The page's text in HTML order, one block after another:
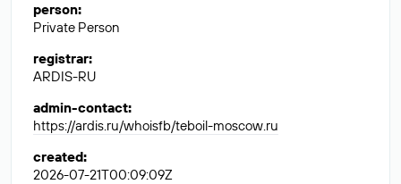
person:
Private Person
registrar:
ARDIS-RU
admin-contact:
https://ardis.ru/whoisfb/teboil-moscow.ru
created:
2026-07-21T00:09:09Z